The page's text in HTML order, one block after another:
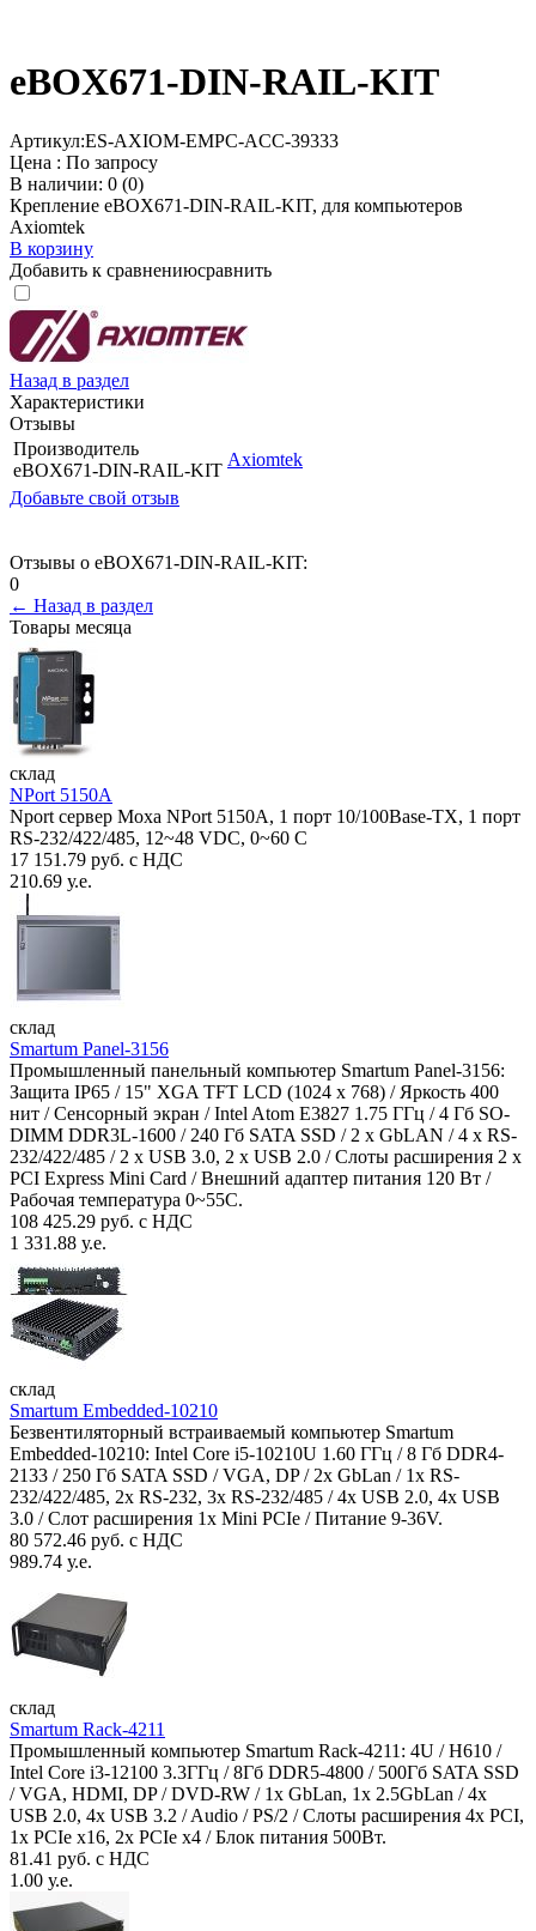
eBOX671-DIN-RAIL-KIT
Артикул:ES-AXIOM-EMPC-ACC-39333
Цена : По запросу
В наличии: 0 (0)
Крепление eBOX671-DIN-RAIL-KIT, для компьютеров
Axiomtek
В корзину
Добавить к сравнениюсравнить
Назад в раздел
Характеристики
Отзывы
Производитель
eBOX671-DIN-RAIL-KIT
Axiomtek
Добавьте свой отзыв
Отзывы о eBOX671-DIN-RAIL-KIT:
0
← Назад в раздел
Товары месяца
склад
NPort 5150A
Nport сервер Moxa NPort 5150A, 1 порт 10/100Base-TX, 1 порт
RS-232/422/485, 12~48 VDC, 0~60 С
17 151.79 руб. с НДС
210.69 у.е.
склад
Smartum Panel-3156
Промышленный панельный компьютер Smartum Panel-3156:
Защита IP65 / 15" XGA TFT LCD (1024 x 768) / Яркость 400
нит / Сенсорный экран / Intel Atom E3827 1.75 ГГц / 4 Гб SO-
DIMM DDR3L-1600 / 240 Гб SATA SSD / 2 x GbLAN / 4 x RS-
232/422/485 / 2 x USB 3.0, 2 x USB 2.0 / Слоты расширения 2 x
PCI Express Mini Card / Внешний адаптер питания 120 Вт /
Рабочая температура 0~55C.
108 425.29 руб. с НДС
1 331.88 у.е.
склад
Smartum Embedded-10210
Безвентиляторный встраиваемый компьютер Smartum
Embedded-10210: Intel Core i5-10210U 1.60 ГГц / 8 Гб DDR4-
2133 / 250 Гб SATA SSD / VGA, DP / 2х GbLan / 1х RS-
232/422/485, 2x RS-232, 3x RS-232/485 / 4x USB 2.0, 4х USB
3.0 / Слот расширения 1x Mini PCIe / Питание 9-36V.
80 572.46 руб. с НДС
989.74 у.е.
склад
Smartum Rack-4211
Промышленный компьютер Smartum Rack-4211: 4U / H610 /
Intel Core i3-12100 3.3ГГц / 8Гб DDR5-4800 / 500Гб SATA SSD
/ VGA, HDMI, DP / DVD-RW / 1x GbLan, 1x 2.5GbLan / 4x
USB 2.0, 4x USB 3.2 / Audio / PS/2 / Слоты расширения 4x PCI,
1x PCIe x16, 2x PCIe x4 / Блок питания 500Вт.
81.41 руб. с НДС
1.00 у.е.